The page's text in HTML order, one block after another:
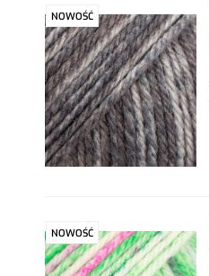
NOWOŚĆ
NOWOŚĆ